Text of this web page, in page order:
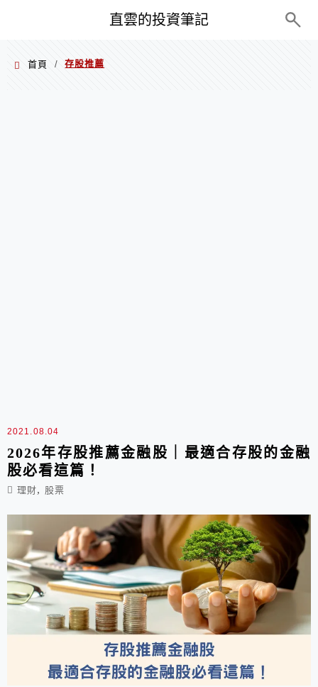
直雲的投資筆記
首頁 / 存股推薦
2021.08.04
2026年存股推薦金融股｜最適合存股的金融
股必看這篇！
理財, 股票